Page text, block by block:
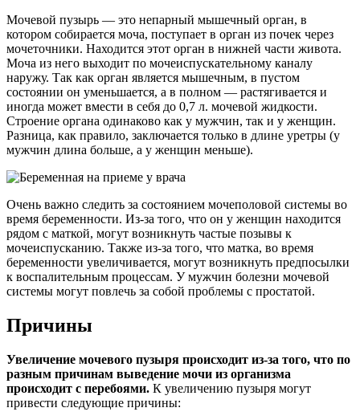
Мочевой пузырь — это непарный мышечный орган, в
котором собирается моча, поступает в орган из почек через
мочеточники. Находится этот орган в нижней части живота.
Моча из него выходит по мочеиспускательному каналу
наружу. Так как орган является мышечным, в пустом
состоянии он уменьшается, а в полном — растягивается и
иногда может вмести в себя до 0,7 л. мочевой жидкости.
Строение органа одинаково как у мужчин, так и у женщин.
Разница, как правило, заключается только в длине уретры (у
мужчин длина больше, а у женщин меньше).
Очень важно следить за состоянием мочеполовой системы во
время беременности. Из-за того, что он у женщин находится
рядом с маткой, могут возникнуть частые позывы к
мочеиспусканию. Также из-за того, что матка, во время
беременности увеличивается, могут возникнуть предпосылки
к воспалительным процессам. У мужчин болезни мочевой
системы могут повлечь за собой проблемы с простатой.
Причины
Увеличение мочевого пузыря происходит из-за того, что по
разным причинам выведение мочи из организма
происходит с перебоями. К увеличению пузыря могут
привести следующие причины: